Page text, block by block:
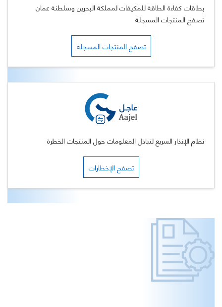
بطاقات كفاءة الطاقة للمكيفات لمملكة البحرين وسلطنة عمان
تصفح المنتجات المسجلة
تصفح المنتجات المسجلة
نظام الإنذار السريع لتبادل المعلومات حول المنتجات الخطرة
تصفح الإخطارات